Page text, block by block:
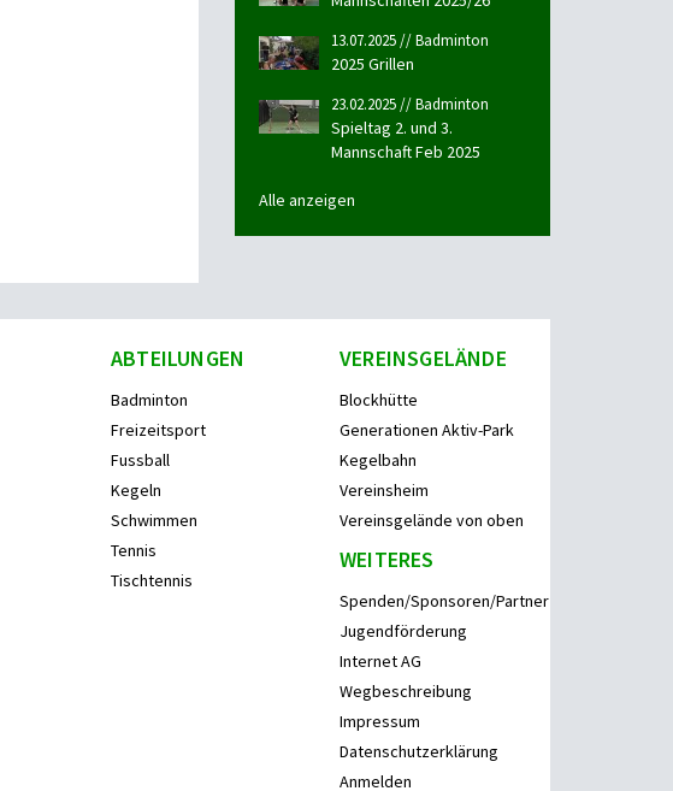
13.07.2025 // Badminton
2025 Grillen
23.02.2025 // Badminton
Spieltag 2. und 3.
Mannschaft Feb 2025
Alle anzeigen
ABTEILUNGEN
Badminton
Freizeitsport
Fussball
Kegeln
Schwimmen
Tennis
Tischtennis
VEREINSGELÄNDE
Blockhütte
Generationen Aktiv-Park
Kegelbahn
Vereinsheim
Vereinsgelände von oben
WEITERES
Spenden/Sponsoren/Partner
Jugendförderung
Internet AG
Wegbeschreibung
Impressum
Datenschutzerklärung
Anmelden